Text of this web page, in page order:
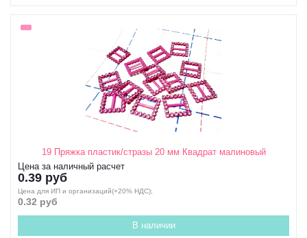
19 Пряжка пластик/стразы 20 мм Квадрат малиновый
Цена за наличный расчет
0.39 руб
Цена для ИП и организаций(+20% НДС);
0.32 руб
В наличии